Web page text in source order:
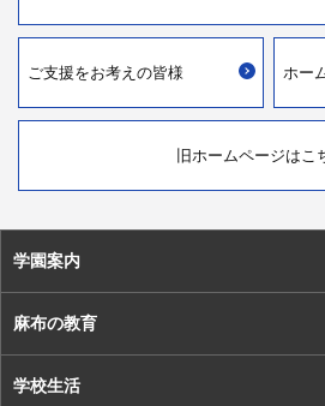
ご支援をお考えの皆様 ホー
旧ホームページはこ
学園案内
麻布の教育
学校生活